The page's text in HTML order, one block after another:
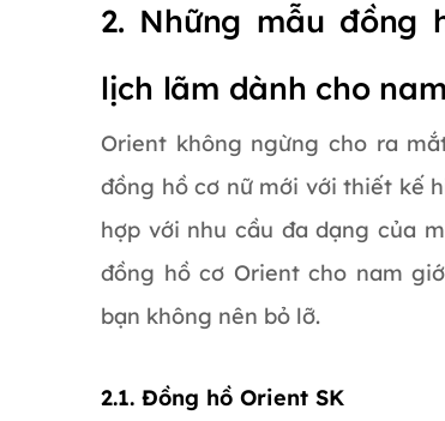
2. Những mẫu đồng
lịch lãm dành cho
Orient không ngừng cho ra
đồng hồ cơ nữ mới với thiết kế
hợp với nhu cầu đa dạng của
đồng hồ cơ Orient cho nam
bạn không nên bỏ lỡ.
2.1. Đồng hồ Orient SK